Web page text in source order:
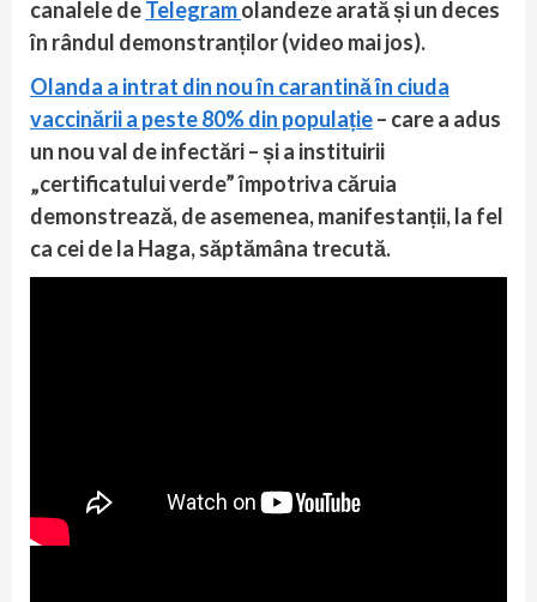
canalele deTelegramolandeze arată și un deces
în rândul demonstranților (video mai jos).
Olanda a intrat din nou în carantină în ciuda
vaccinării a peste 80% din populație– care a adus
un nou val de infectări – și a instituirii
„certificatului verde” împotriva căruia
demonstrează, de asemenea, manifestanții, la fel
ca cei de la Haga, săptămâna trecută.